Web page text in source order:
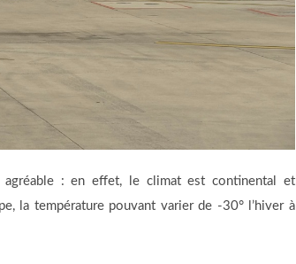
agréable : en effet, le climat est continental et
la température pouvant varier de -30° l’hiver à